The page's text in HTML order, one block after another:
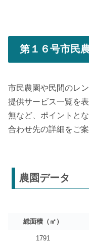
第１６号市民
市民農園や民間のレ
提供サービス一覧を
無など、ポイントと
合わせ先の詳細をご
農園データ
総面積（㎡）
1791